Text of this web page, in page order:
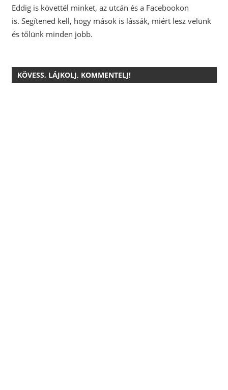
Eddig is követtél minket, az utcán és a Facebookon
is. Segítened kell, hogy mások is lássák, miért lesz velünk
és tőlünk minden jobb.
KÖVESS, LÁJKOLJ, KOMMENTELJ!